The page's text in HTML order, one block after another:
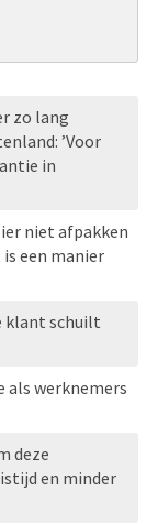
zo lang
’Voor
in
niet afpakken
een manier
klant schuilt
als werknemers
deze
en minder